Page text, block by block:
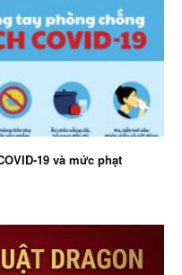
19 và mức phạt